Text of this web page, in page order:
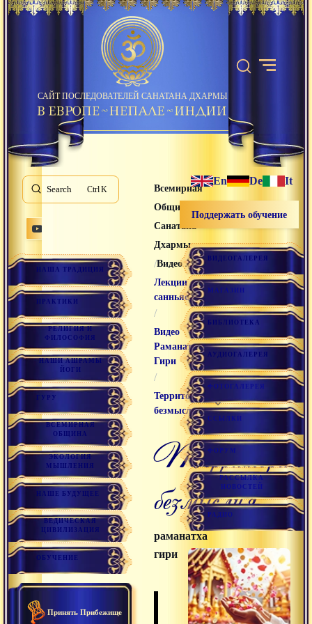
САЙТ ПОСЛЕДОВАТЕЛЕЙ САНАТАНА ДХАРМЫ
Search K
НАША ТРАДИЦИЯ
ПРАКТИКИ
РЕЛИГИЯ И
ФИЛОСОФИЯ
НАШИ АШРАМЫ
ЙОГИ
ГУРУ
ВСЕМИРНАЯ
ОБЩИНА
ЭКОЛОГИЯ
МЫШЛЕНИЯ
НАШЕ БУДУЩЕЕ
ВЕДИЧЕСКАЯ
ЦИВИЛИЗАЦИЯ
ОБУЧЕНИЕ
Принять Прибежище
Всемирная
Община
Санатана
Дхармы
/Видео лекции/
Лекции
санньяси
/
Видео
Раманатха
Гири
/
Территория
безмыслия
территория
безмыслия
раманатха
гири
En De It
Поддержать обучение
ВИДЕОГАЛЕРЕЯ
МАГАЗИН
БИБЛИОТЕКА
АУДИОГАЛЕРЕЯ
ФОТОГАЛЕРЕЯ
ССЫЛКИ
ФОРУМ
РАССЫЛКА
НОВОСТЕЙ
РАДИО